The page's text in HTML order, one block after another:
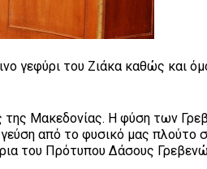
γεφύρι του Ζιάκα καθώς και
της Μακεδονίας. Η φύση των
από το φυσικό μας πλούτο
του Πρότυπου Δάσους